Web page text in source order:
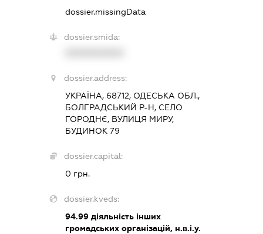
dossier.missingData
dossier.smida:
dossier.address:
УКРАЇНА, 68712, ОДЕСЬКА ОБЛ.,
БОЛГРАДСЬКИЙ Р-Н, СЕЛО
ГОРОДНЄ, ВУЛИЦЯ МИРУ,
БУДИНОК 79
dossier.capital:
0 грн.
dossier.kveds:
94.99діяльність інших
громадських організацій, н.в.і.у.